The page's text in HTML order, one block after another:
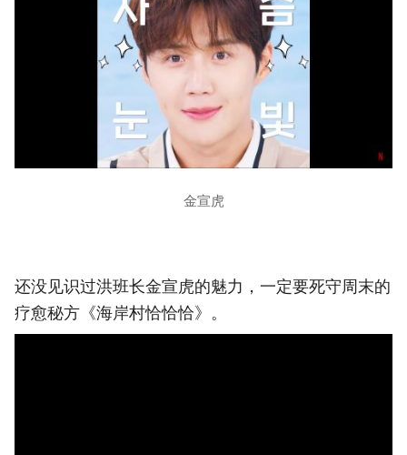
金宣虎
还没见识过洪班长金宣虎的魅力，一定要死守周末的
疗愈秘方《海岸村恰恰恰》。